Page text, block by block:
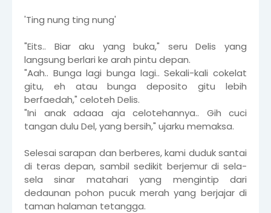
'Ting nung ting nung'
"Eits.. Biar aku yang buka," seru Delis yang
langsung berlari ke arah pintu depan.
"Aah.. Bunga lagi bunga lagi.. Sekali-kali cokelat
gitu, eh atau bunga deposito gitu lebih
berfaedah," celoteh Delis.
"Ini anak adaaa aja celotehannya.. Gih cuci
tangan dulu Del, yang bersih," ujarku memaksa.
Selesai sarapan dan berberes, kami duduk santai
di teras depan, sambil sedikit berjemur di sela-
sela sinar matahari yang mengintip dari
dedaunan pohon pucuk merah yang berjajar di
taman halaman tetangga.